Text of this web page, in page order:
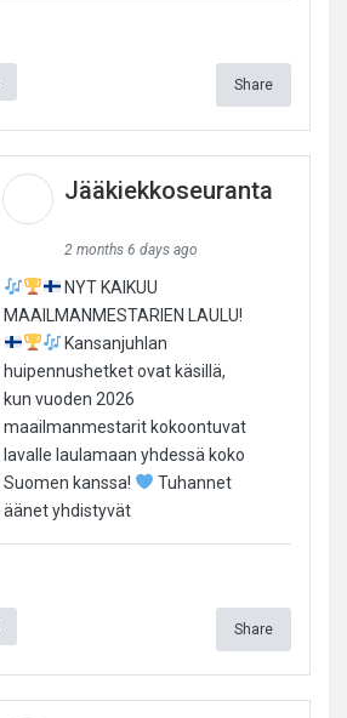
Share
Jääkiekkoseuranta
2 months 6 days ago
NYT KAIKUU
MAAILMANMESTARIEN LAULU!
Kansanjuhlan
huipennushetket ovat käsillä,
kun vuoden 2026
maailmanmestarit kokoontuvat
lavalle laulamaan yhdessä koko
Suomen kanssa!
Tuhannet
äänet yhdistyvät
Share